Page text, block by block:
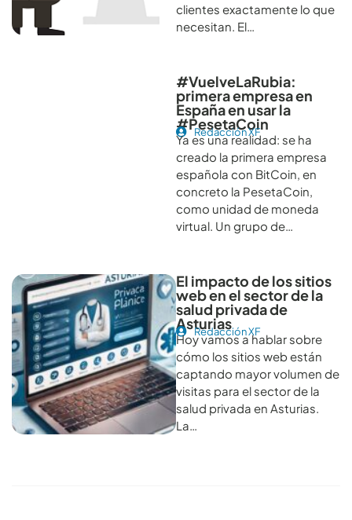
clientes exactamente lo que
necesitan. El…
#VuelveLaRubia:
primera empresa en
España en usar la
#PesetaCoin
Redacción XF
Ya es una realidad: se ha
creado la primera empresa
española con BitCoin, en
concreto la PesetaCoin,
como unidad de moneda
virtual. Un grupo de…
El impacto de los sitios
web en el sector de la
salud privada de
Asturias
Redacción XF
Hoy vamos a hablar sobre
cómo los sitios web están
captando mayor volumen de
visitas para el sector de la
salud privada en Asturias.
La…